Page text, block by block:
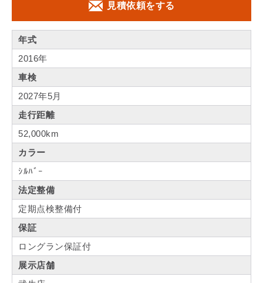
見積依頼をする
年式
2016年
車検
2027年5月
走行距離
52,000km
カラー
ｼﾙﾊﾞｰ
法定整備
定期点検整備付
保証
ロングラン保証付
展示店舗